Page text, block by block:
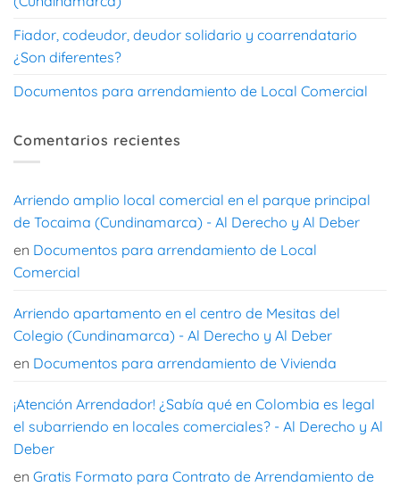
Fiador, codeudor, deudor solidario y coarrendatario
¿Son diferentes?
Documentos para arrendamiento de Local Comercial
Comentarios recientes
Arriendo amplio local comercial en el parque principal
de Tocaima (Cundinamarca) - Al Derecho y Al Deber
en Documentos para arrendamiento de Local
Comercial
Arriendo apartamento en el centro de Mesitas del
Colegio (Cundinamarca) - Al Derecho y Al Deber
en Documentos para arrendamiento de Vivienda
¡Atención Arrendador! ¿Sabía qué en Colombia es legal
el subarriendo en locales comerciales? - Al Derecho y Al
Deber
en Gratis Formato para Contrato de Arrendamiento de